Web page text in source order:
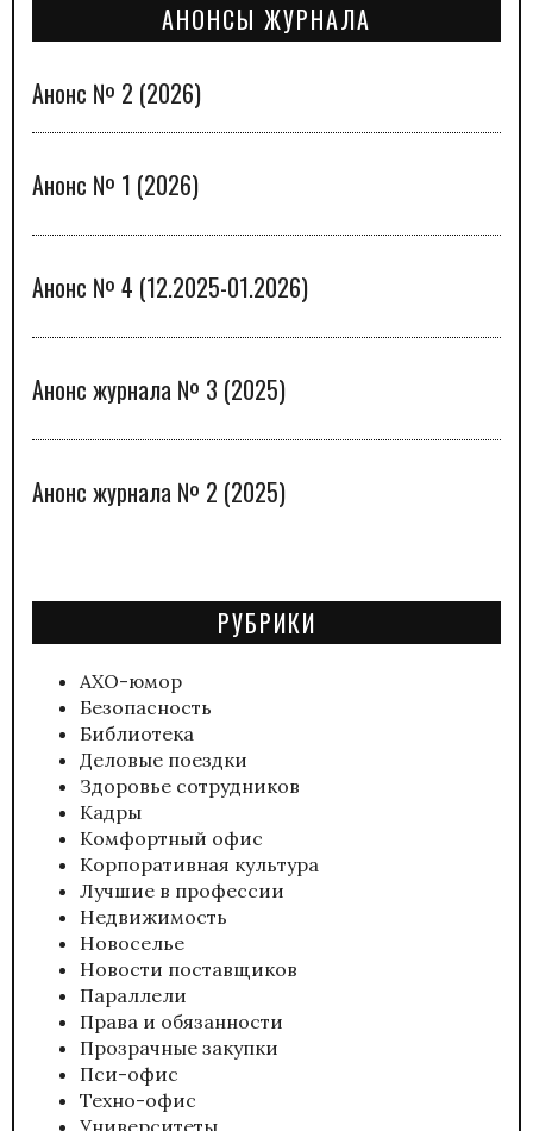
АНОНСЫ ЖУРНАЛА
Анонс № 2 (2026)
Анонс № 1 (2026)
Анонс № 4 (12.2025-01.2026)
Анонс журнала № 3 (2025)
Анонс журнала № 2 (2025)
РУБРИКИ
АХО-юмор
Безопасность
Библиотека
Деловые поездки
Здоровье сотрудников
Кадры
Комфортный офис
Корпоративная культура
Лучшие в профессии
Недвижимость
Новоселье
Новости поставщиков
Параллели
Права и обязанности
Прозрачные закупки
Пси-офис
Техно-офис